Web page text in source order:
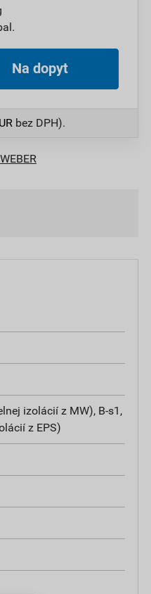
Na dopyt
bez DPH).
WEBER
izolácií z MW), B-s1,
z EPS)